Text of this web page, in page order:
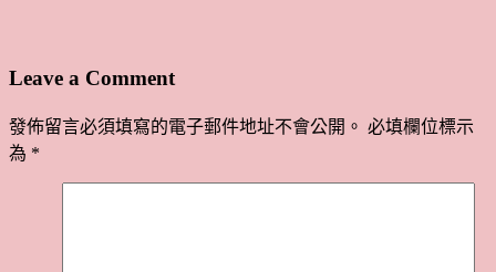
Leave a Comment
發佈留言必須填寫的電子郵件地址不會公開。 必填欄位標示
為 *